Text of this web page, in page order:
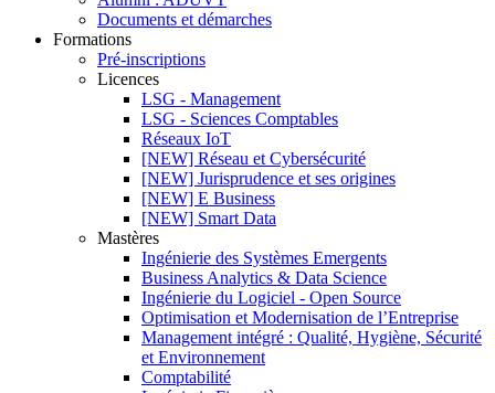
Documents et démarches
Formations
Pré-inscriptions
Licences
LSG - Management
LSG - Sciences Comptables
Réseaux IoT
[NEW] Réseau et Cybersécurité
[NEW] Jurisprudence et ses origines
[NEW] E Business
[NEW] Smart Data
Mastères
Ingénierie des Systèmes Emergents
Business Analytics & Data Science
Ingénierie du Logiciel - Open Source
Optimisation et Modernisation de l’Entreprise
Management intégré : Qualité, Hygiène, Sécurité
et Environnement
Comptabilité